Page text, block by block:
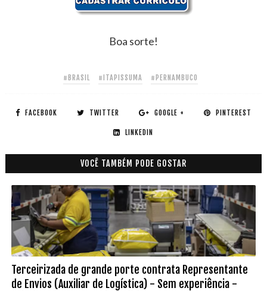
Boa sorte!
#BRASIL #ITAPISSUMA #PERNAMBUCO
FACEBOOK TWITTER GOOGLE + PINTEREST
LINKEDIN
VOCÊ TAMBÉM PODE GOSTAR
Terceirizada de grande porte contrata Representante
de Envios (Auxiliar de Logística) - Sem experiência -